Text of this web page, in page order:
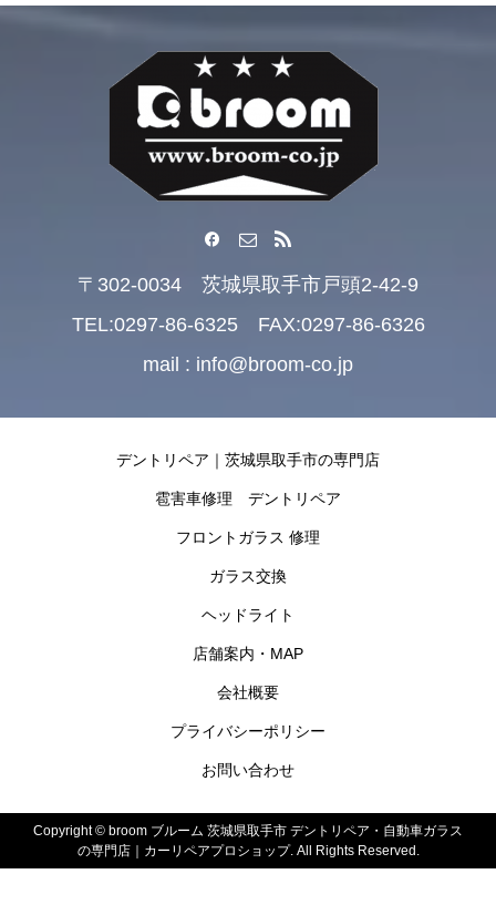
〒302-0034 茨城県取手市戸頭2-42-9
TEL:0297-86-6325 FAX:0297-86-6326
mail : info@broom-co.jp
デントリペア｜茨城県取手市の専門店
雹害車修理 デントリペア
フロントガラス 修理
ガラス交換
ヘッドライト
店舗案内・MAP
会社概要
プライバシーポリシー
お問い合わせ
Copyright © broom ブルーム 茨城県取手市 デントリペア・自動車ガラス
の専門店｜カーリペアプロショップ. All Rights Reserved.